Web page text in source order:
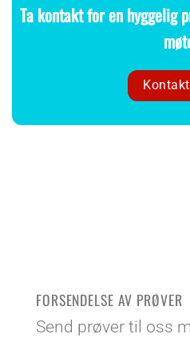
Ta kontakt for en hyggelig
FORSENDELSE AV PRØVER
Send prøver til oss